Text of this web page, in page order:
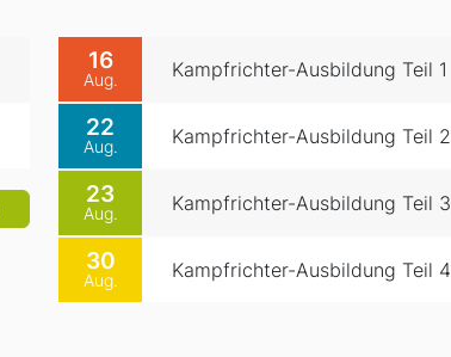
16
Aug. Kampfrichter-Ausbildung Teil 1
22
Aug. Kampfrichter-Ausbildung Teil 2
23
Aug. Kampfrichter-Ausbildung Teil 3
30
Aug. Kampfrichter-Ausbildung Teil 4